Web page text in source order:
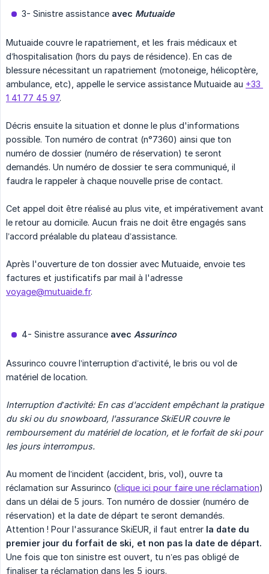
3- Sinistre assistance avec Mutuaide
Mutuaide couvre le rapatriement, et les frais médicaux et
d’hospitalisation (hors du pays de résidence). En cas de
blessure nécessitant un rapatriement (motoneige, hélicoptère,
ambulance, etc), appelle le service assistance Mutuaide au +33
1 41 77 45 97.
Décris ensuite la situation et donne le plus d'informations
possible. Ton numéro de contrat (n°7360) ainsi que ton
numéro de dossier (numéro de réservation) te seront
demandés. Un numéro de dossier te sera communiqué, il
faudra le rappeler à chaque nouvelle prise de contact.
Cet appel doit être réalisé au plus vite, et impérativement avant
le retour au domicile. Aucun frais ne doit être engagés sans
l’accord préalable du plateau d’assistance.
Après l'ouverture de ton dossier avec Mutuaide, envoie tes
factures et justificatifs par mail à l'adresse
voyage@mutuaide.fr.
4- Sinistre assurance avec Assurinco
Assurinco couvre l’interruption d’activité, le bris ou vol de
matériel de location.
Interruption d’activité: En cas d'accident empêchant la pratique
du ski ou du snowboard, l'assurance SkiEUR couvre le
remboursement du matériel de location, et le forfait de ski pour
les jours interrompus.
Au moment de l’incident (accident, bris, vol), ouvre ta
réclamation sur Assurinco (clique ici pour faire une réclamation)
dans un délai de 5 jours. Ton numéro de dossier (numéro de
réservation) et la date de départ te seront demandés.
Attention ! Pour l'assurance SkiEUR, il faut entrer la date du
premier jour du forfait de ski, et non pas la date de départ.
Une fois que ton sinistre est ouvert, tu n’es pas obligé de
finaliser ta réclamation dans les 5 jours.